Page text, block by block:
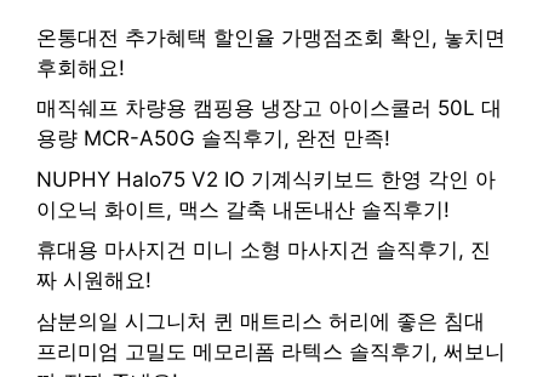
온통대전 추가혜택 할인율 가맹점조회 확인, 놓치면
후회해요!
매직쉐프 차량용 캠핑용 냉장고 아이스쿨러 50L 대
용량 MCR-A50G 솔직후기, 완전 만족!
NUPHY Halo75 V2 IO 기계식키보드 한영 각인 아
이오닉 화이트, 맥스 갈축 내돈내산 솔직후기!
휴대용 마사지건 미니 소형 마사지건 솔직후기, 진
짜 시원해요!
삼분의일 시그니처 퀸 매트리스 허리에 좋은 침대
프리미엄 고밀도 메모리폼 라텍스 솔직후기, 써보니